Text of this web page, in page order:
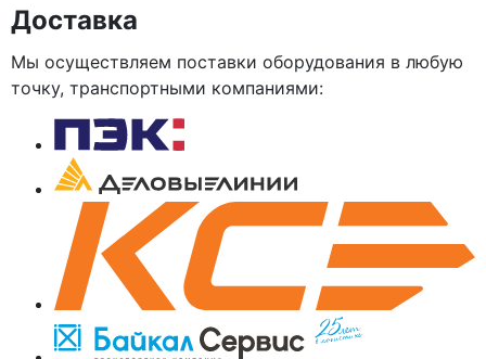
Доставка
Мы осуществляем поставки оборудования в любую
точку, транспортными компаниями: